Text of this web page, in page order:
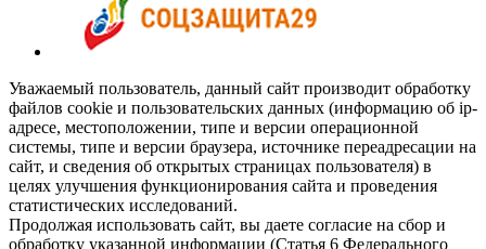
Уважаемый пользователь, данный сайт производит обработку
файлов cookie и пользовательских данных (информацию об ip-
адресе, местоположении, типе и версии операционной
системы, типе и версии браузера, источнике переадресации на
сайт, и сведения об открытых страницах пользователя) в
целях улучшения функционирования сайта и проведения
статистических исследований.
Продолжая использовать сайт, вы даете согласие на сбор и
обработку указанной информации (Статья 6 Федерального